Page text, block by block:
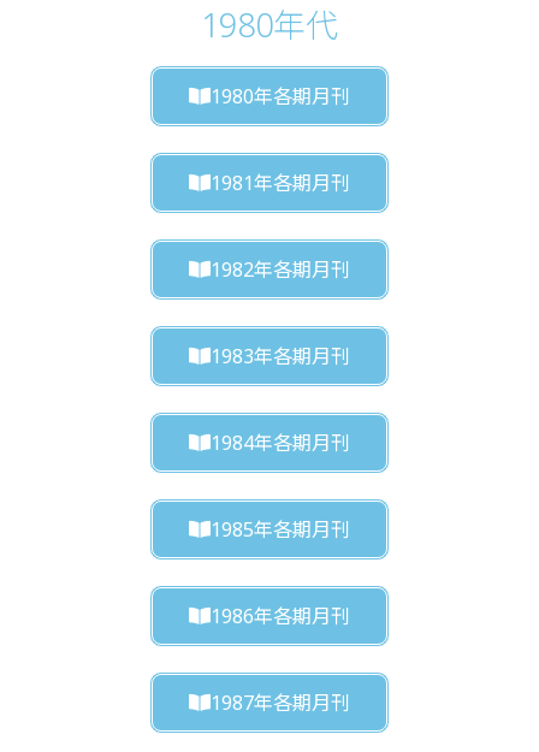
1980年代
1980年各期月刊
1981年各期月刊
1982年各期月刊
1983年各期月刊
1984年各期月刊
1985年各期月刊
1986年各期月刊
1987年各期月刊